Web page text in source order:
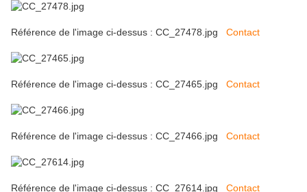
Référence de l'image ci-dessus : CC_27478.jpg Contact
Référence de l'image ci-dessus : CC_27465.jpg Contact
Référence de l'image ci-dessus : CC_27466.jpg Contact
Référence de l'image ci-dessus : CC_27614.jpg Contact